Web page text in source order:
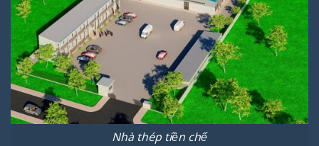
Nhà thép tiền chế